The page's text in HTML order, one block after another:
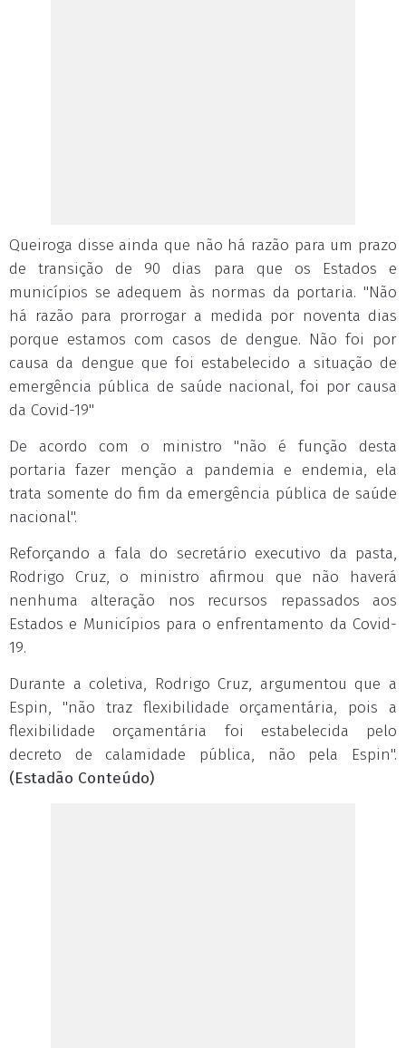
Queiroga disse ainda que não há razão para um prazo
de transição de 90 dias para que os Estados e
municípios se adequem às normas da portaria. "Não
há razão para prorrogar a medida por noventa dias
porque estamos com casos de dengue. Não foi por
causa da dengue que foi estabelecido a situação de
emergência pública de saúde nacional, foi por causa
da Covid-19"
De acordo com o ministro "não é função desta
portaria fazer menção a pandemia e endemia, ela
trata somente do fim da emergência pública de saúde
nacional".
Reforçando a fala do secretário executivo da pasta,
Rodrigo Cruz, o ministro afirmou que não haverá
nenhuma alteração nos recursos repassados aos
Estados e Municípios para o enfrentamento da Covid-
19.
Durante a coletiva, Rodrigo Cruz, argumentou que a
Espin, "não traz flexibilidade orçamentária, pois a
flexibilidade orçamentária foi estabelecida pelo
decreto de calamidade pública, não pela Espin".
(Estadão Conteúdo)